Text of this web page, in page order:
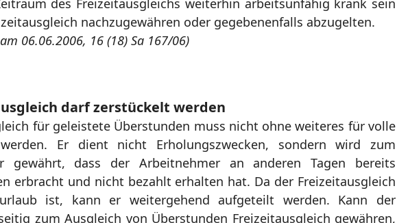
nachzugewähren oder gegebenenfalls abzugelten.
06.06.2006, 16 (18) Sa 167/06)
darf zerstückelt werden
für geleistete Überstunden muss nicht ohne weiteres für volle
Er dient nicht Erholungszwecken, sondern wird zum
gewährt, dass der Arbeitnehmer an anderen Tagen bereits
erbracht und nicht bezahlt erhalten hat. Da der Freizeitausgleich
ist, kann er weitergehend aufgeteilt werden. Kann der
zum Ausgleich von Überstunden Freizeitausgleich gewähren,